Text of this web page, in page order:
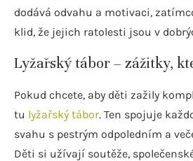
dodává odvahu a motivaci,
klid, že jejich ratolesti jsou v
Lyžařský tábor – zážitky,
Pokud chcete, aby děti zažily
tu lyžařský tábor. Ten spojuje
svahu s pestrým odpoledním a
Děti si užívají soutěže,